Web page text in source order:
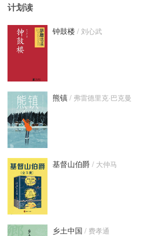
计划读
钟鼓楼 / 刘心武
熊镇 / 弗雷德里克·巴克曼
基督山伯爵 / 大仲马
乡土中国 / 费孝通